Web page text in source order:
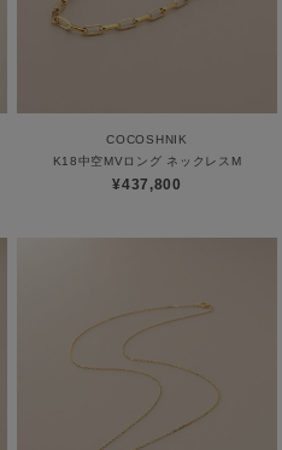
COCOSHNIK
K18中空MVロング ネックレスM
¥437,800